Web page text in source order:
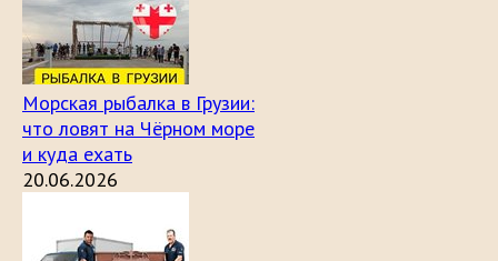
Морская рыбалка в Грузии:
что ловят на Чёрном море
и куда ехать
20.06.2026